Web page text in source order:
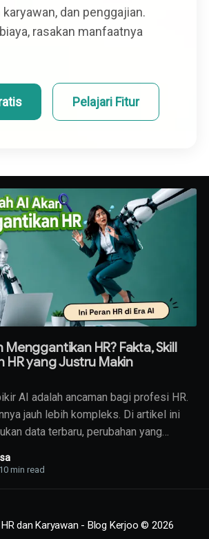
dan penggajian.
rasakan manfaatnya
Pelajari Fitur
Menggantikan HR? Fakta, Skill
HR yang Justru Makin
AI adalah ancaman bagi profesi HR.
jauh lebih kompleks. Di artikel ini
data terbaru, perubahan yang
yang wajib dimiliki HR masa depan,
10 min read
dan Karyawan - Blog Kerjoo © 2026